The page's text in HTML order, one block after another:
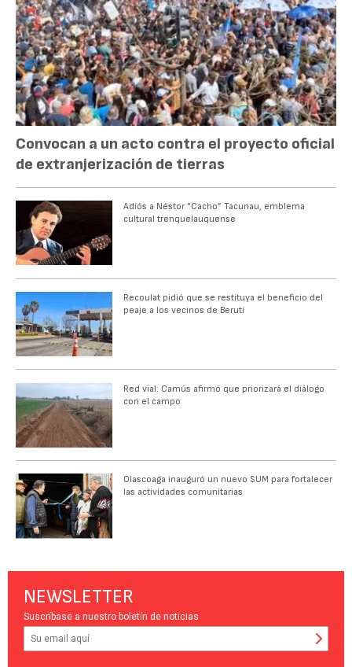
Convocan a un acto contra el proyecto oficial
de extranjerización de tierras
Adiós a Néstor “Cacho” Tacunau, emblema
cultural trenquelauquense
Recoulat pidió que se restituya el beneficio del
peaje a los vecinos de Beruti
Red vial: Camús afirmó que priorizará el diálogo
con el campo
Olascoaga inauguró un nuevo SUM para fortalecer
las actividades comunitarias
NEWSLETTER
Suscríbase a nuestro boletín de noticias